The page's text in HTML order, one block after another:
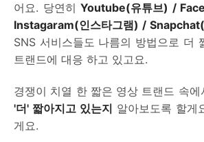
어요. 당연히Youtube(유튜브) /
Instagaram(인스타그램) /
SNS 서비스들도 나름의 방법으로 더
트랜드에 대응 하고 있고요.
경쟁이 치열 한 짧은 영상 트랜드 속에
'더' 짧아지고 있는지 알아보도록 할게
게요.